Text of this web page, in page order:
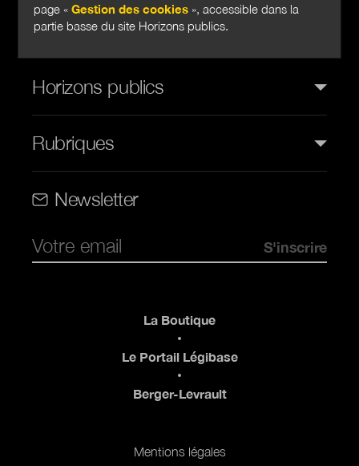
Horizons publics
Rubriques
Newsletter
La Boutique
Le Portail Légibase
Berger-Levrault
Mentions légales
page «Gestion des cookies », accessible dans la
partie basse du site Horizons publics.